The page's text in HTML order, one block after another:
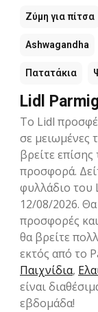
Ζύμη για πίτσα
Ashwagandha
Πατατάκια
Lidl
Το Lidl
σε μειωμένες
βρείτε
προσφορά.
φυλλάδιο του
12/08/2026. Θα
προσφορές
θα βρείτε
εκτός από το
Παιχνίδια,
είναι
εβδομάδα!